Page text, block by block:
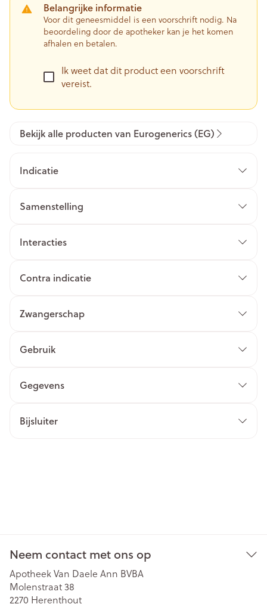
Belangrijke informatie
Voor dit geneesmiddel is een voorschrift nodig. Na
beoordeling door de apotheker kan je het komen
afhalen en betalen.
Ik weet dat dit product een voorschrift
vereist.
Bekijk alle producten van Eurogenerics (EG)
Indicatie
Samenstelling
Interacties
Contra indicatie
Zwangerschap
Gebruik
Gegevens
Bijsluiter
Neem contact met ons op
Apotheek Van Daele Ann BVBA
Molenstraat 38
2270 Herenthout